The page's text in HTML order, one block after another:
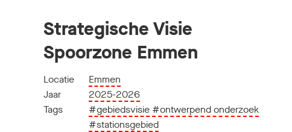
Strategische Visie
Spoorzone Emmen
Locatie
Emmen
Jaar
2025-2026
Tags
#gebiedsvisie #ontwerpend onderzoek
#stationsgebied